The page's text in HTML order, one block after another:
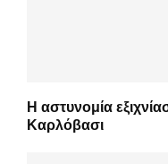
Η αστυνομία
Καρλόβασι